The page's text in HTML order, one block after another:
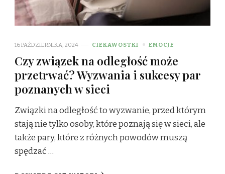
16 PAŹDZIERNIKA, 2024 CIEKAWOSTKI EMOCJE
Czy związek na odległość może
przetrwać? Wyzwania i sukcesy par
poznanych w sieci
Związki na odległość to wyzwanie, przed którym
stają nie tylko osoby, które poznają się w sieci, ale
także pary, które z różnych powodów muszą
spędzać …